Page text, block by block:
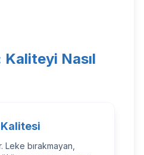
Kaliteyi Nasıl
Leke bırakmayan,